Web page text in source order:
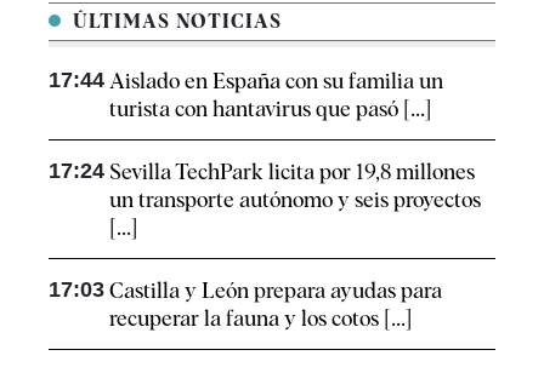
ÚLTIMAS NOTICIAS
17:44 Aislado en España con su familia un
turista con hantavirus que pasó [...]
17:24 Sevilla TechPark licita por 19,8 millones
un transporte autónomo y seis proyectos
[...]
17:03 Castilla y León prepara ayudas para
recuperar la fauna y los cotos [...]